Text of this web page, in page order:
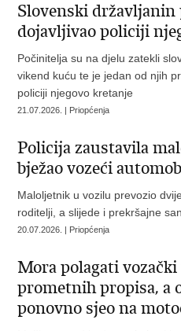
Slovenski
dojavljivao policiji
Počinitelja su na djelu zatekli
vikend kuću te je jedan od njih
policiji njegovo kretanje
21.07.2026. | Priopćenja
Policija zaustavila
bježao vozeći
Maloljetnik u vozilu prevozio
roditelji, a slijede i prekršajne
20.07.2026. | Priopćenja
Mora polagati
prometnih propisa, a
ponovno sjeo na